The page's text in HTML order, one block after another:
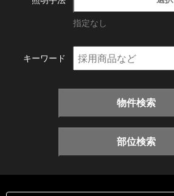
指定なし
キーワード
物件検索
部位検索